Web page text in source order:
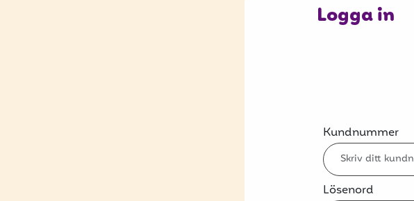
Logga in
Kundnummer
Lösenord